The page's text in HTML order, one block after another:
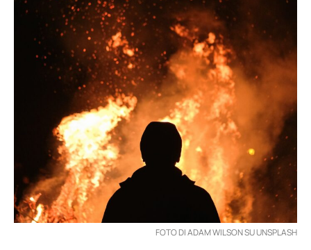
FOTO DI ADAM WILSON SU UNSPLASH